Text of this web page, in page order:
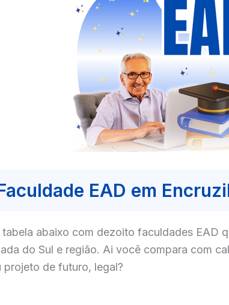
EAD em
tabela abaixo com dezoito faculdades EAD
do Sul e região. Ai você compara com
projeto de futuro, legal?